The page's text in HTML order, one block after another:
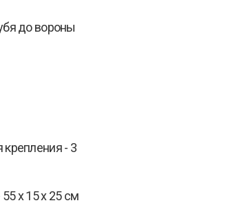
до вороны
крепления - 3
х 15 х 25 см